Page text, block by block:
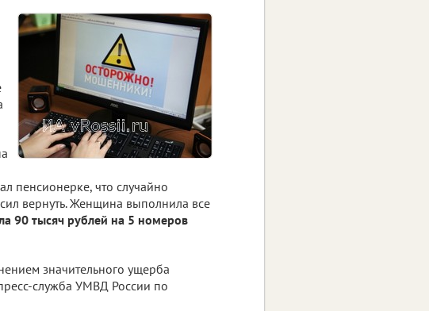
пенсионерке, что случайно
вернуть. Женщина выполнила все
90 тысяч рублей на 5 номеров
значительного ущерба
служба УМВД России по